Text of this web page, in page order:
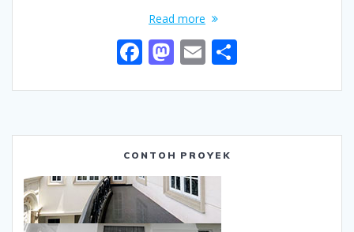
Read more
F
e
b
o
o
k
M
to
d
o
n
E
ai
l
ar
e
CONTOH PROYEK